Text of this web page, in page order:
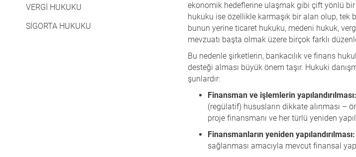
VERGI HUKUKU
SIGORTA HUKUKU
ekonomik hedeflerine ulaşmak gibi çift yönlü bir
hukuku ise özellikle karmaşık bir alan olup, tek
bunun yerine ticaret hukuku, medeni hukuk,
mevzuatı başta olmak üzere birçok farklı
Bu nedenle şirketlerin, bankacılık ve finans
desteği alması büyük önem taşır. Hukuki
şunlardır:
Finansman ve işlemlerin yapılandırılması:
(regülatif) hususların dikkate alınması –
proje finansmanı ve her türlü yeniden
Finansmanların yeniden yapılandırılması:
sağlanması amacıyla mevcut finansal